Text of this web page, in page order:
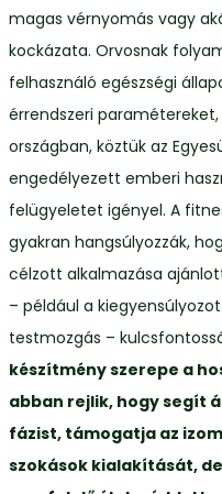
magas vérnyomás vagy
kockázata. Orvosnak
felhasználó egészségi
érrendszeri
országban, köztük az
engedélyezett emberi
felügyeletet igényel. A
gyakran hangsúlyozzák,
célzott alkalmazása
– például a
testmozgás –
készítmény szerepe a
abban rejlik, hogy segít
fázist, támogatja az
szokások kialakítását,